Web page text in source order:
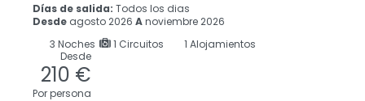
Días de salida: Todos los dias
Desde agosto 2026 Anoviembre 2026
3 Noches 1 Circuitos
1 Alojamientos
Desde
210 €
Por persona